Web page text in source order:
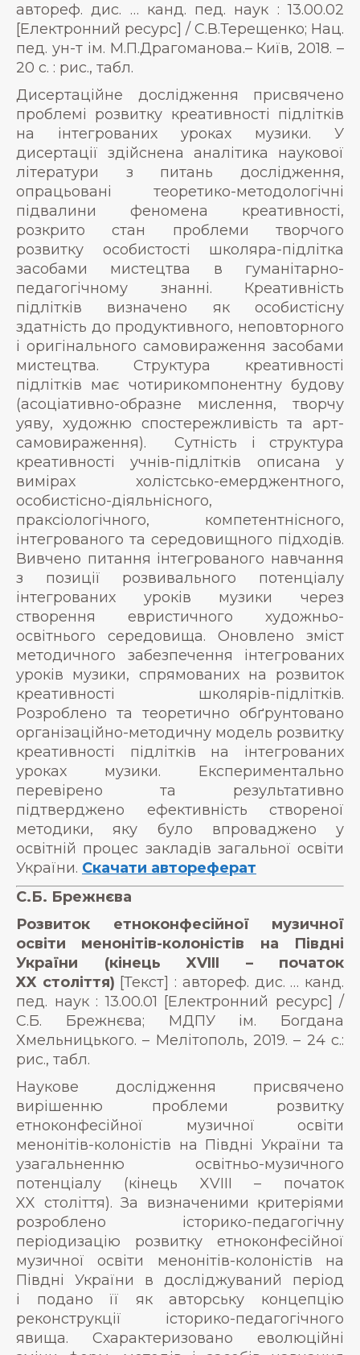
автореф. дис. … канд. пед. наук : 13.00.02
[Електронний ресурс] / C.В.Терещенко; Нац.
пед. ун-т ім. М.П.Драгоманова.– Київ, 2018. –
20 с. : рис., табл.
Дисертаційне дослідження присвячено
проблемі розвитку креативності підлітків
на інтегрованих уроках музики. У
дисертації здійснена аналітика наукової
літератури з питань дослідження,
опрацьовані теоретико-методологічні
підвалини феномена креативності,
розкрито стан проблеми творчого
розвитку особистості школяра-підлітка
засобами мистецтва в гуманітарно-
педагогічному знанні. Креативність
підлітків визначено як особистісну
здатність до продуктивного, неповторного
і оригінального самовираження засобами
мистецтва. Структура креативності
підлітків має чотирикомпонентну будову
(асоціативно-образне мислення, творчу
уяву, художню спостережливість та арт-
самовираження). Сутність і структура
креативності учнів-підлітків описана у
вимірах холістсько-емерджентного,
особистісно-діяльнісного,
праксіологічного, компетентнісного,
інтегрованого та середовищного підходів.
Вивчено питання інтегрованого навчання
з позиції розвивального потенціалу
інтегрованих уроків музики через
створення евристичного художньо-
освітнього середовища. Оновлено зміст
методичного забезпечення інтегрованих
уроків музики, спрямованих на розвиток
креативності школярів-підлітків.
Розроблено та теоретично обґрунтовано
організаційно-методичну модель розвитку
креативності підлітків на інтегрованих
уроках музики. Експериментально
перевірено та результативно
підтверджено ефективність створеної
методики, яку було впроваджено у
освітній процес закладів загальної освіти
України. Скачати автореферат
С.Б. Брежнєва
Розвиток етноконфесійної музичної
освіти менонітів-колоністів на Півдні
України (кінець XVIII – початок
XX століття) [Текст] : автореф. дис. … канд.
пед. наук : 13.00.01 [Електронний ресурс] /
С.Б. Брежнєва; МДПУ ім. Богдана
Хмельницького. – Мелітополь, 2019. – 24 с.:
рис., табл.
Наукове дослідження присвячено
вирішенню проблеми розвитку
етноконфесійної музичної освіти
менонітів-колоністів на Півдні України та
узагальненню освітньо-музичного
потенціалу (кінець XVIII – початок
XX століття). За визначеними критеріями
розроблено історико-педагогічну
періодизацію розвитку етноконфесійної
музичної освіти менонітів-колоністів на
Півдні України в досліджуваний період
і подано її як авторську концепцію
реконструкції історико-педагогічного
явища. Схарактеризовано еволюційні